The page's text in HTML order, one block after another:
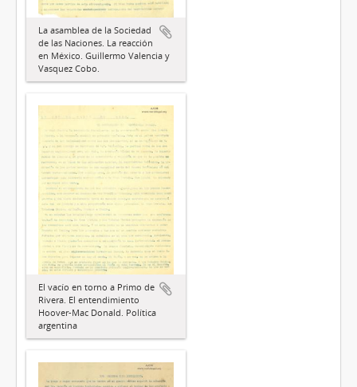
La asamblea de la Sociedad
de las Naciones. La reacción
en México. Guillermo Valencia y
Vasquez Cobo.
El vacío en torno a Primo de
Rivera. El entendimiento
Hoover-Mac Donald. Política
argentina